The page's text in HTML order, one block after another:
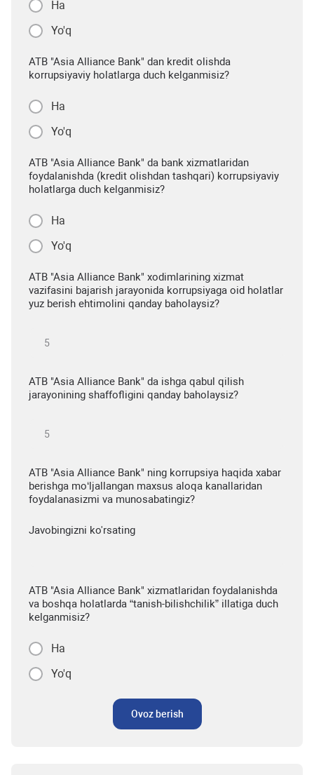
Ha
Yo'q
ATB "Asia Alliance Bank" dan kredit olishda
korrupsiyaviy holatlarga duch kelganmisiz?
Ha
Yo'q
ATB "Asia Alliance Bank" da bank xizmatlaridan
foydalanishda (kredit olishdan tashqari) korrupsiyaviy
holatlarga duch kelganmisiz?
Ha
Yo'q
ATB "Asia Alliance Bank" xodimlarining xizmat
vazifasini bajarish jarayonida korrupsiyaga oid holatlar
yuz berish ehtimolini qanday baholaysiz?
ATB "Asia Alliance Bank" da ishga qabul qilish
jarayonining shaffofligini qanday baholaysiz?
ATB "Asia Alliance Bank" ning korrupsiya haqida xabar
berishga mo‘ljallangan maxsus aloqa kanallaridan
foydalanasizmi va munosabatingiz?
Javobingizni ko'rsating
ATB "Asia Alliance Bank" xizmatlaridan foydalanishda
va boshqa holatlarda “tanish-bilishchilik” illatiga duch
kelganmisiz?
Ha
Yo'q
Ovoz berish